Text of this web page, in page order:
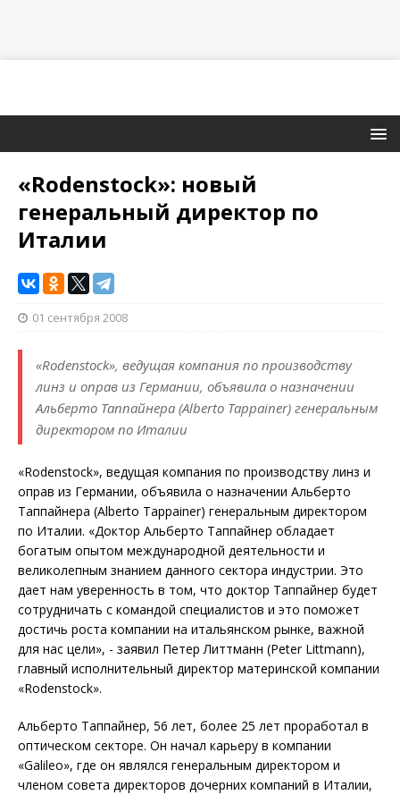
«Rodenstock»: новый
генеральный директор по
Италии
01 сентября 2008
«Rodenstock», ведущая компания по производству
линз и оправ из Германии, объявила о назначении
Альберто Таппайнера (Alberto Tappainer) генеральным
директором по Италии
«Rodenstock», ведущая компания по производству линз и
оправ из Германии, объявила о назначении Альберто
Таппайнера (Alberto Tappainer) генеральным директором
по Италии. «Доктор Альберто Таппайнер обладает
богатым опытом международной деятельности и
великолепным знанием данного сектора индустрии. Это
дает нам уверенность в том, что доктор Таппайнер будет
сотрудничать с командой специалистов и это поможет
достичь роста компании на итальянском рынке, важной
для нас цели», - заявил Петер Литтманн (Peter Littmann),
главный исполнительный директор материнской компании
«Rodenstock».
Альберто Таппайнер, 56 лет, более 25 лет проработал в
оптическом секторе. Он начал карьеру в компании
«Galileo», где он являлся генеральным директором и
членом совета директоров дочерних компаний в Италии,